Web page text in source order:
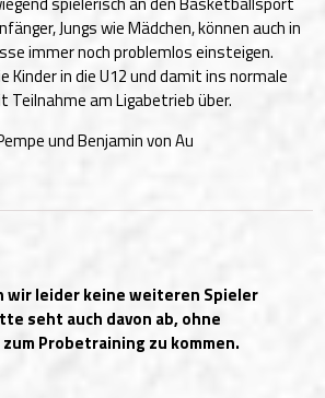
Jungs wie Mädchen, können auch in
immer noch problemlos einsteigen.
Kinder in die U12 und damit ins normale
Teilnahme am Ligabetrieb über.
und Benjamin von Au
wir leider keine weiteren Spieler
seht auch davon ab, ohne
Probetraining zu kommen.